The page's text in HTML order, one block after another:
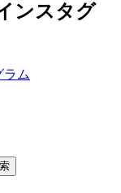
ンスタグ